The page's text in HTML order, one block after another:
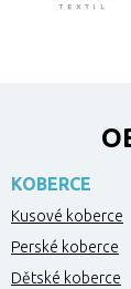
KOBERCE
Kusové koberce
Perské koberce
Dětské koberce